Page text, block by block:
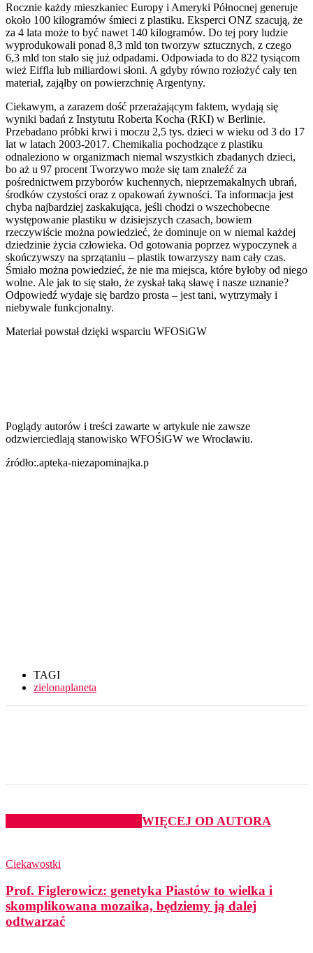
Rocznie każdy mieszkaniec Europy i Ameryki Północnej generuje
około 100 kilogramów śmieci z plastiku. Eksperci ONZ szacują, że
za 4 lata może to być nawet 140 kilogramów. Do tej pory ludzie
wyprodukowali ponad 8,3 mld ton tworzyw sztucznych, z czego
6,3 mld ton stało się już odpadami. Odpowiada to do 822 tysiącom
wież Eiffla lub miliardowi słoni. A gdyby równo rozłożyć cały ten
materiał, zająłby on powierzchnię Argentyny.
Ciekawym, a zarazem dość przerażającym faktem, wydają się
wyniki badań z Instytutu Roberta Kocha (RKI) w Berlinie.
Przebadano próbki krwi i moczu 2,5 tys. dzieci w wieku od 3 do 17
lat w latach 2003-2017. Chemikalia pochodzące z plastiku
odnaleziono w organizmach niemal wszystkich zbadanych dzieci,
bo aż u 97 procent Tworzywo może się tam znaleźć za
pośrednictwem przyborów kuchennych, nieprzemakalnych ubrań,
środków czystości oraz z opakowań żywności. Ta informacja jest
chyba najbardziej zaskakująca, jeśli chodzi o wszechobecne
występowanie plastiku w dzisiejszych czasach, bowiem
rzeczywiście można powiedzieć, że dominuje on w niemal każdej
dziedzinie życia człowieka. Od gotowania poprzez wypoczynek a
skończywszy na sprzątaniu – plastik towarzyszy nam cały czas.
Śmiało można powiedzieć, że nie ma miejsca, które byłoby od niego
wolne. Ale jak to się stało, że zyskał taką sławę i nasze uznanie?
Odpowiedź wydaje się bardzo prosta – jest tani, wytrzymały i
niebywale funkcjonalny.
Materiał powstał dzięki wsparciu WFOSiGW
Poglądy autorów i treści zawarte w artykule nie zawsze
odzwierciedlają stanowisko WFOŚiGW we Wrocławiu.
źródło:.apteka-niezapominajka.p
TAGI
zielonaplaneta
WIĘCEJ OD AUTORA
Ciekawostki
Prof. Figlerowicz: genetyka Piastów to wielka i
skomplikowana mozaika, będziemy ją dalej
odtwarzać